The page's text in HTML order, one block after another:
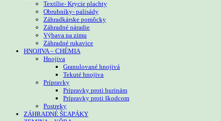
Textílie- Krycie plachty
Obrubníky- palisády
Záhradkárske pomôcky
Záhradné náradie
Výbava na zimu
Záhradné rukavice
HNOJIVA – CHÉMIA
Hnojiva
Granulované hnojivá
Tekuté hnojiva
Prípravky
Prípravky proti burinám
Prípravky proti škodcom
Postreky
ZÁHRADNÉ ŠĽAPÁKY